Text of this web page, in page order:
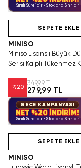
Sınırlı Sürelidir • Stoklarla Sınırlıdır
SEPETE EKLE
MINISO
Miniso Lisanslı Büyük
Serisi Kalpli Tükenmez
%20
349,99 TL
279,99 TL
GECE KAMPANYASI
NET %20 İNDİRİM!
Sınırlı Sürelidir • Stoklarla Sınırlıdır
SEPETE EKLE
MINISO